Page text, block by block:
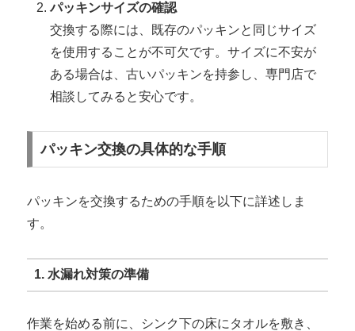
パッキンサイズの確認
交換する際には、既存のパッキンと同じサイズ
を使用することが不可欠です。サイズに不安が
ある場合は、古いパッキンを持参し、専門店で
相談してみると安心です。
パッキン交換の具体的な手順
パッキンを交換するための手順を以下に詳述しま
す。
1. 水漏れ対策の準備
作業を始める前に、シンク下の床にタオルを敷き、